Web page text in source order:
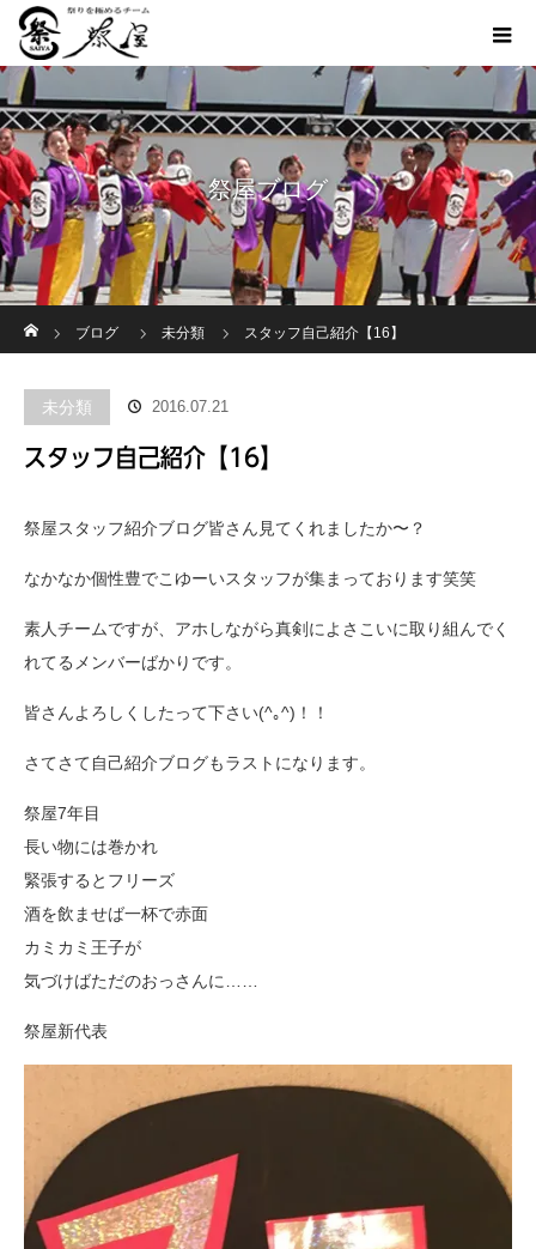
祭屋ブログ
ブログ
未分類 スタッフ自己紹介【16】
未分類 2016.07.21
スタッフ自己紹介【16】
祭屋スタッフ紹介ブログ皆さん見てくれましたか〜？
なかなか個性豊でこゆーいスタッフが集まっております笑笑
素人チームですが、アホしながら真剣によさこいに取り組んでく
れてるメンバーばかりです。
皆さんよろしくしたって下さい(^｡^)！！
さてさて自己紹介ブログもラストになります。
祭屋7年目
長い物には巻かれ
緊張するとフリーズ
酒を飲ませば一杯で赤面
カミカミ王子が
気づけばただのおっさんに……
祭屋新代表